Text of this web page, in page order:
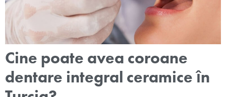
Cine poate avea coroane
dentare integral ceramice în